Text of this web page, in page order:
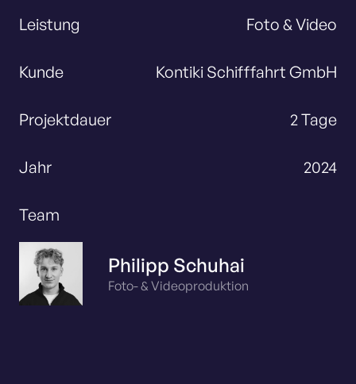
Leistung Foto & Video
Kunde Kontiki Schifffahrt GmbH
Projektdauer 2 Tage
Jahr 2024
Team
Philipp Schuhai
Foto- & Videoproduktion